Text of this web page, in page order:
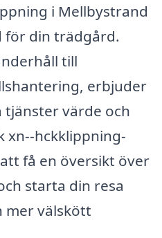
i Mellbystrand
för din trädgård.
till
erbjuder
tjänster värde och
xn--hckklippning-
få en översikt över
starta din resa
mer välskött